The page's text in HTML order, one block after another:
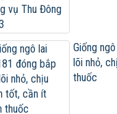
Hội nghị cán bộ,
Vietseed độc
giống ngô lai
Giống ngô TM181:
khối cũng hay!
Giống
lõi nhỏ,
thuốc